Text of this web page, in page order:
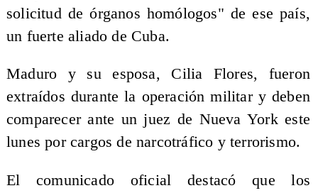
solicitud de órganos homólogos" de ese país,
un fuerte aliado de Cuba.
Maduro y su esposa, Cilia Flores, fueron
extraídos durante la operación militar y deben
comparecer ante un juez de Nueva York este
lunes por cargos de narcotráfico y terrorismo.
El comunicado oficial destacó que los